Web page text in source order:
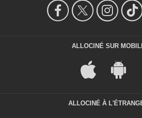
ALLOCINÉ SUR
ALLOCINÉ À